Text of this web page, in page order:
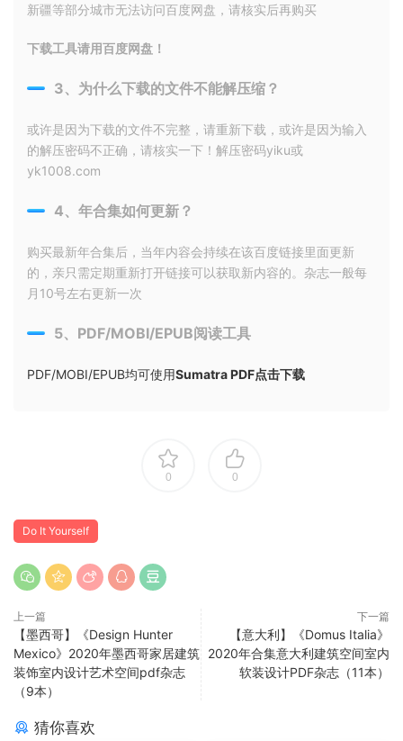
新疆等部分城市无法访问百度网盘，请核实后再购买
下载工具请用百度网盘！
3、为什么下载的文件不能解压缩？
或许是因为下载的文件不完整，请重新下载，或许是因为输入
的解压密码不正确，请核实一下！解压密码yiku或
yk1008.com
4、年合集如何更新？
购买最新年合集后，当年内容会持续在该百度链接里面更新
的，亲只需定期重新打开链接可以获取新内容的。杂志一般每
月10号左右更新一次
5、PDF/MOBI/EPUB阅读工具
PDF/MOBI/EPUB均可使用Sumatra PDF点击下载
0 0
Do It Yourself
上一篇
【墨西哥】《Design Hunter
Mexico》2020年墨西哥家居建筑
装饰室内设计艺术空间pdf杂志
（9本）
下一篇
【意大利】《Domus Italia》
2020年合集意大利建筑空间室内
软装设计PDF杂志（11本）
猜你喜欢